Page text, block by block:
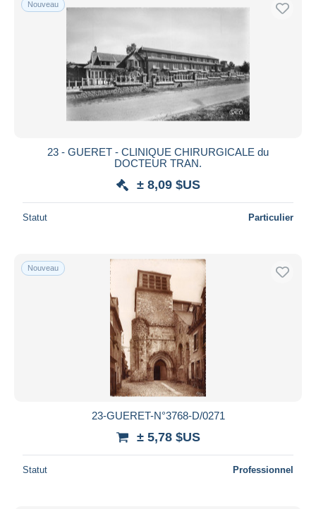
Uniquement en réduction
Méthodes de paiement
PayPal
Virement bancaire
Bancontact
Monde entier
Appliquer
Nouveau
23 - GUERET - CLINIQUE CHIRURGICALE du
DOCTEUR TRAN.
± 8,09 $US
Statut Particulier
Nouveau
23-GUERET-N°3768-D/0271
± 5,78 $US
Statut Professionnel